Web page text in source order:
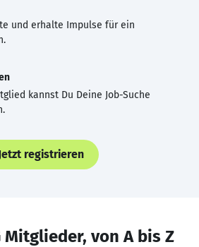
und erhalte Impulse für ein
kannst Du Deine Job-Suche
registrieren
Mitglieder, von A bis Z